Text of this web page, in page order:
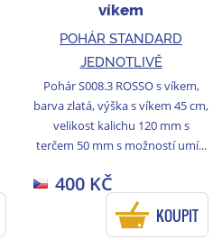
víkem
POHÁR STANDARD
JEDNOTLIVĚ
Pohár S008.3 ROSSO s víkem,
barva zlatá, výška s víkem 45 cm,
velikost kalichu 120 mm s
terčem 50 mm s možností umí...
400 KČ
KOUPIT